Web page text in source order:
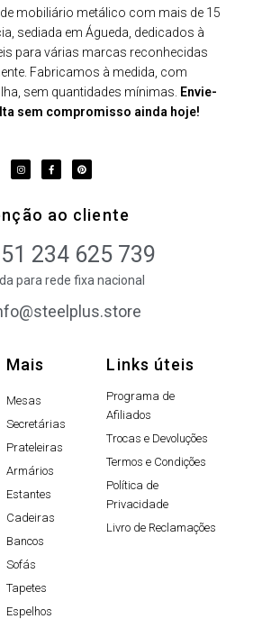
mobiliário metálico com mais de 15
sediada em Águeda, dedicados à
para várias marcas reconhecidas
Fabricamos à medida, com
sem quantidades mínimas. Envie-
sem compromisso ainda hoje!
ao cliente
234 625 739
para rede fixa nacional
Mais
Mesas
Secretárias
Prateleiras
Armários
Estantes
Cadeiras
Bancos
Sofás
Tapetes
Espelhos
Links úteis
Programa de
Afiliados
Trocas e Devoluções
Termos e Condições
Política de
Privacidade
Livro de Reclamações